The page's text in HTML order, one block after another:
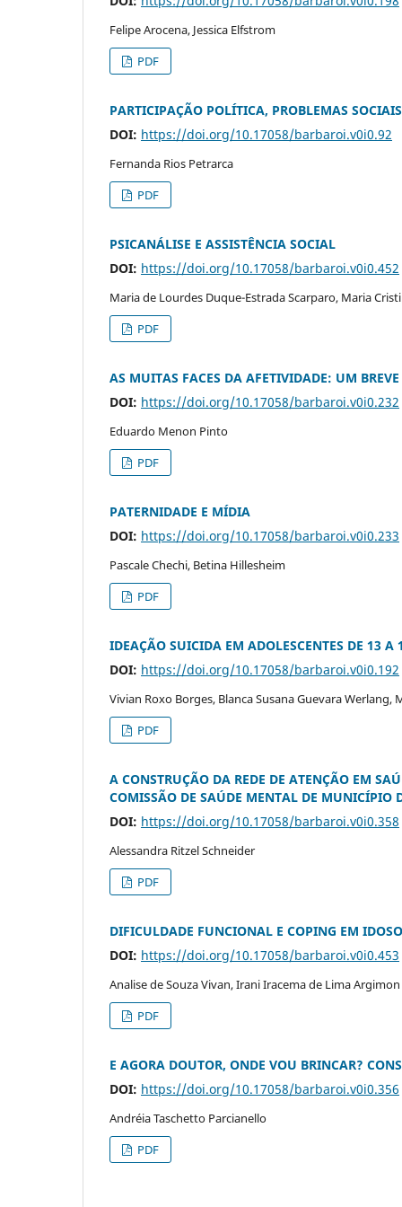
Felipe Arocena, Jessica Elfstrom
PDF
PARTICIPAÇÃO POLÍTICA, PROBLEMAS
DOI: https://doi.org/10.17058/barbaroi.v0i0.92
Fernanda Rios Petrarca
PDF
PSICANÁLISE E ASSISTÊNCIA SOCIAL
DOI: https://doi.org/10.17058/barbaroi.v0i0.452
Maria de Lourdes Duque-Estrada Scarparo, Maria
PDF
AS MUITAS FACES DA AFETIVIDADE: UM
DOI: https://doi.org/10.17058/barbaroi.v0i0.232
Eduardo Menon Pinto
PDF
PATERNIDADE E MÍDIA
DOI: https://doi.org/10.17058/barbaroi.v0i0.233
Pascale Chechi, Betina Hillesheim
PDF
IDEAÇÃO SUICIDA EM ADOLESCENTES DE 13 A
DOI: https://doi.org/10.17058/barbaroi.v0i0.192
Vivian Roxo Borges, Blanca Susana Guevara Werlang,
PDF
A CONSTRUÇÃO DA REDE DE ATENÇÃO EM
COMISSÃO DE SAÚDE MENTAL DE MUNICÍPIO
DOI: https://doi.org/10.17058/barbaroi.v0i0.358
Alessandra Ritzel Schneider
PDF
DIFICULDADE FUNCIONAL E COPING EM
DOI: https://doi.org/10.17058/barbaroi.v0i0.453
Analise de Souza Vivan, Irani Iracema de Lima Argimon
PDF
E AGORA DOUTOR, ONDE VOU BRINCAR?
DOI: https://doi.org/10.17058/barbaroi.v0i0.356
Andréia Taschetto Parcianello
PDF